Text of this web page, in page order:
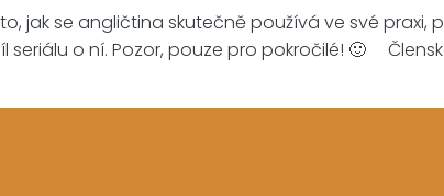
jak se angličtina skutečně používá ve své praxi,
o ní. Pozor, pouze pro pokročilé! 🙂